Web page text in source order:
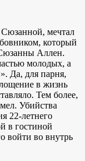
мечтал
который
Аллен.
молодых, а
Да, для парня,
в жизнь
Тем более,
Убийства
22-летнего
в гостиной
войти во внутрь